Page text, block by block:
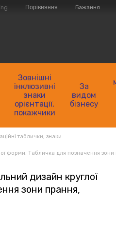
Порівняння Бажання
Зовнішні
інклюзивні
знаки
орієнтації,
покажчики
За
видом
бізнесу
таблички, знаки
форми. Табличка для позначення зони
дизайн круглої
зони прання,